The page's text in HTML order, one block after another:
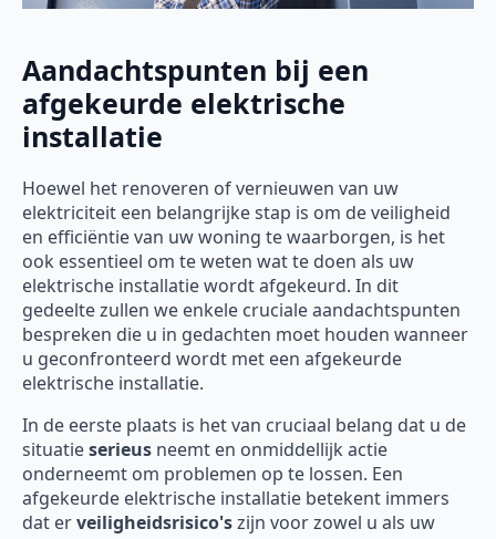
Aandachtspunten bij een
afgekeurde elektrische
installatie
Hoewel het renoveren of vernieuwen van uw
elektriciteit een belangrijke stap is om de veiligheid
en efficiëntie van uw woning te waarborgen, is het
ook essentieel om te weten wat te doen als uw
elektrische installatie wordt afgekeurd. In dit
gedeelte zullen we enkele cruciale aandachtspunten
bespreken die u in gedachten moet houden wanneer
u geconfronteerd wordt met een afgekeurde
elektrische installatie.
In de eerste plaats is het van cruciaal belang dat u de
situatieserieus neemt en onmiddellijk actie
onderneemt om problemen op te lossen. Een
afgekeurde elektrische installatie betekent immers
dat erveiligheidsrisico'szijn voor zowel u als uw